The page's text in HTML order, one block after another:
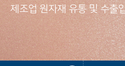
제조업 원자재 유통 및 수출